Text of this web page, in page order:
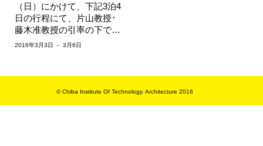
（日）にかけて、下記3泊4
日の行程にて、片山教授･
藤木准教授の引率の下で学
部1～3年生の希望者24名が
2016年3月3日 － 3月6日
© Chiba Institute Of Technology. Architecture 2016